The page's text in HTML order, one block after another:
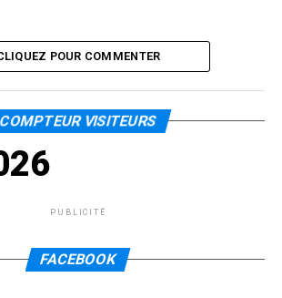
POUR COMMENTER
COMPTEUR VISITEURS
PUBLICITÉ
FACEBOOK